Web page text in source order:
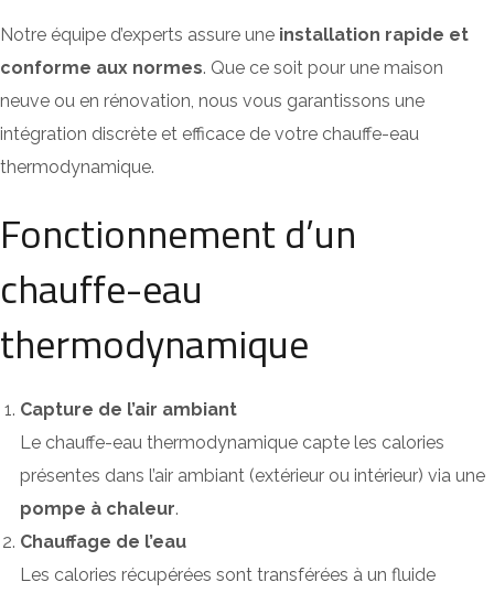
Notre équipe d’experts assure une installation rapide et
conforme aux normes. Que ce soit pour une maison
neuve ou en rénovation, nous vous garantissons une
intégration discrète et efficace de votre chauffe-eau
thermodynamique.
Fonctionnement d’un
chauffe-eau
thermodynamique
Capture de l’air ambiant
Le chauffe-eau thermodynamique capte les calories
présentes dans l’air ambiant (extérieur ou intérieur) via une
pompe à chaleur.
Chauffage de l’eau
Les calories récupérées sont transférées à un fluide